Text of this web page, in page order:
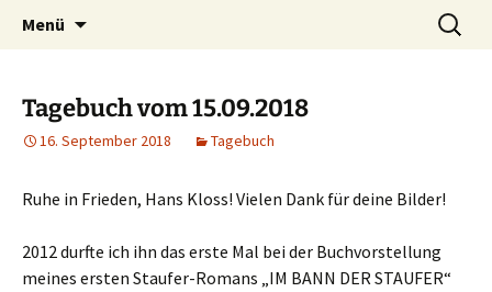
Timo Bader
Willkommen im Reich der Geschichten
Menü
Tagebuch vom 15.09.2018
16. September 2018 Tagebuch
Ruhe in Frieden, Hans Kloss! Vielen Dank für deine Bilder!
2012 durfte ich ihn das erste Mal bei der Buchvorstellung
meines ersten Staufer-Romans „IM BANN DER STAUFER“